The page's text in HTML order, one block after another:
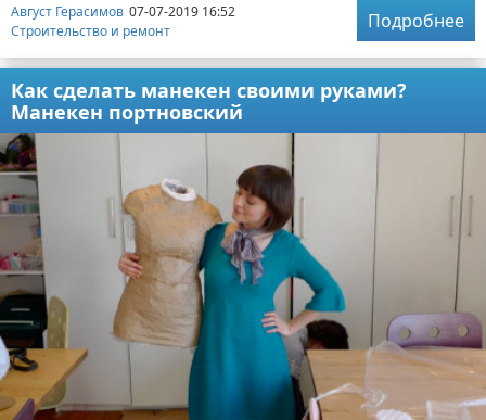
Август Герасимов 07-07-2019 16:52
Строительство и ремонт
Подробнее
Как сделать манекен своими руками?
Манекен портновский